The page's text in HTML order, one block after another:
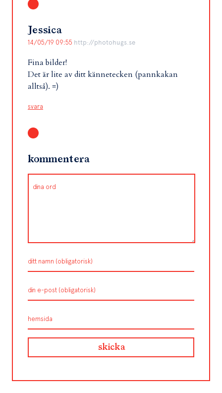
Jessica
14/05/19 09:55 http://photohugs.se
Fina bilder!
Det är lite av ditt kännetecken (pannkakan
alltså). =)
svara
kommentera